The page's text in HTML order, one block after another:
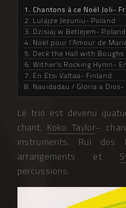
1. Chantons à ce Noël Joli-
2. Lulajze Jezuniu- Poland
3. Dzisiaj w Betlejem- Poland
4. Noël pour l'Amour de
6. Wither's Rocking Hymn-
7. En Etsi Valtaa- Finland
8. Navidadau / Gloria a
Le trio est devenu
chant, Koko Taylor–
instruments, Rui dos
arrangements et
percussions.